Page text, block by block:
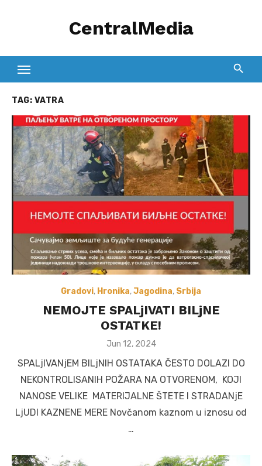
CentralMedia
TAG: VATRA
Gradovi, Hronika,Jagodina, Srbija
NEMOJTE SPALjIVATI BILjNE
OSTATKE!
Posted
Jun 12, 2024
SPALjIVANjEM BILjNIH OSTATAKA ČESTO DOLAZI DO
NEKONTROLISANIH POŽARA NA OTVORENOM, KOJI
NANOSE VELIKE MATERIJALNE ŠTETE I STRADANjE
LjUDI KAZNENE MERE Novčanom kaznom u iznosu od
…